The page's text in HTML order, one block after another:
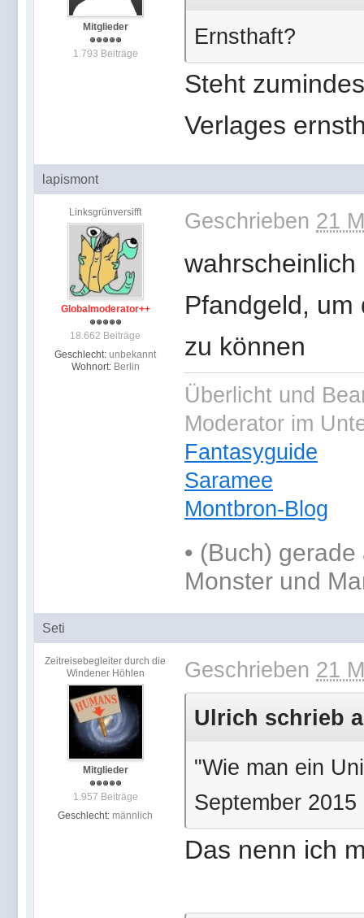
Mitglieder
1.793 Beiträge
Ernsthaft?
Steht
Verlages
lapismont
Linksgrünversifft
Globalmoderator++
18.662 Beiträge
Geschlecht: unbekannt
Wohnort: Berlin
Geschrieben 21
Pfandgeld, um
zu können
Überlicht und
Moderator im
Fantasyguide
Saramee
Montbron-Blog
• (Buch) gerade
Monster und
Seti
Zeitreisebegleiter durch die
Windener Höhlen
Mitglieder
1.957 Beiträge
Geschlecht: männlich
Geschrieben 21
Ulrich schrieb
"Wie man ein
September
Das nenn ich